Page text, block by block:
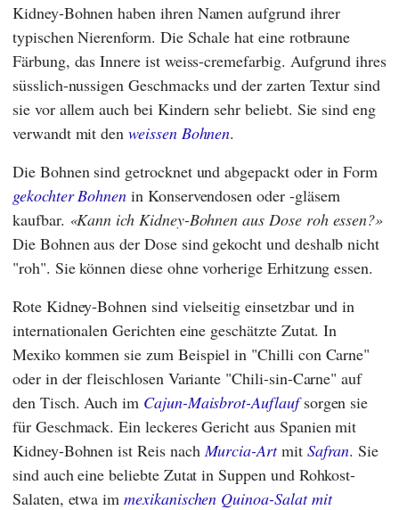
Kidney-Bohnen haben ihren Namen aufgrund ihrer
typischen Nierenform. Die Schale hat eine rotbraune
Färbung, das Innere ist weiss-cremefarbig. Aufgrund ihres
süsslich-nussigen Geschmacks und der zarten Textur sind
sie vor allem auch bei Kindern sehr beliebt. Sie sind eng
verwandt mit denweissen Bohnen.
Die Bohnen sind getrocknet und abgepackt oder in Form
gekochter Bohnen in Konservendosen oder -gläsern
kaufbar.
Kann ich Kidney-Bohnen aus Dose roh essen?
Die Bohnen aus der Dose sind gekocht und deshalb nicht
"roh". Sie können diese ohne vorherige Erhitzung essen.
Rote Kidney-Bohnen sind vielseitig einsetzbar und in
internationalen Gerichten eine geschätzte Zutat. In
Mexiko kommen sie zum Beispiel in "Chilli con Carne"
oder in der fleischlosen Variante "Chili-sin-Carne" auf
den Tisch. Auch im Cajun-Maisbrot-Auflaufsorgen sie
für Geschmack. Ein leckeres Gericht aus Spanien mit
Kidney-Bohnen ist Reis nach Murcia-Artmit Safran. Sie
sind auch eine beliebte Zutat in Suppen und Rohkost-
Salaten, etwa immexikanischen Quinoa-Salat mit